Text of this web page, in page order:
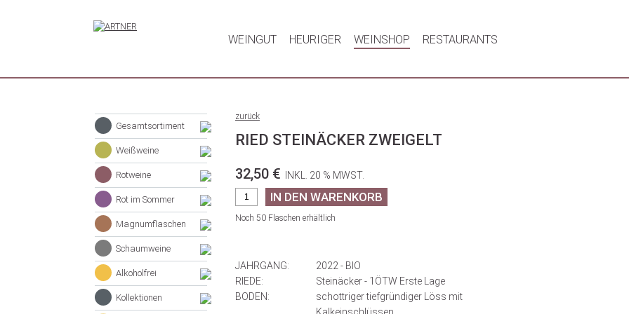
WEINGUT HEURIGER WEINSHOP RESTAURANTS
Gesamtsortiment
Weißweine
Rotweine
Rot im Sommer
Magnumflaschen
Schaumweine
Alkoholfrei
Kollektionen
zurück
RIED STEINÄCKER ZWEIGELT
32,50 € INKL. 20 % MWST.
Noch 50 Flaschen erhältlich
JAHRGANG:
2022 - BIO
RIEDE:
Steinäcker - 1ÖTW Erste Lage
BODEN:
schottriger tiefgründiger Löss mit